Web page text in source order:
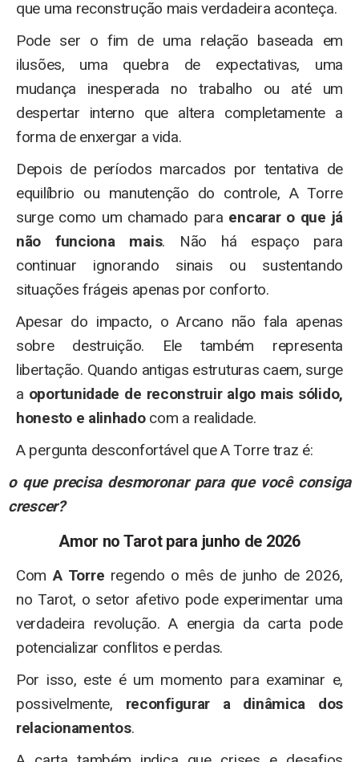
que uma reconstrução mais verdadeira aconteça.
Pode ser o fim de uma relação baseada em
ilusões, uma quebra de expectativas, uma
mudança inesperada no trabalho ou até um
despertar interno que altera completamente a
forma de enxergar a vida.
Depois de períodos marcados por tentativa de
equilíbrio ou manutenção do controle, A Torre
surge como um chamado para encarar o que já
não funciona mais. Não há espaço para
continuar ignorando sinais ou sustentando
situações frágeis apenas por conforto.
Apesar do impacto, o Arcano não fala apenas
sobre destruição. Ele também representa
libertação. Quando antigas estruturas caem, surge
a oportunidade de reconstruir algo mais sólido,
honesto e alinhadocom a realidade.
A pergunta desconfortável que A Torre traz é:
o que precisa desmoronar para que você consiga
crescer?
Amor no Tarot para junho de 2026
Com A Torre regendo o mês de junho de 2026,
no Tarot, o setor afetivo pode experimentar uma
verdadeira revolução. A energia da carta pode
potencializar conflitos e perdas.
Por isso, este é um momento para examinar e,
possivelmente, reconfigurar a dinâmica dos
relacionamentos.